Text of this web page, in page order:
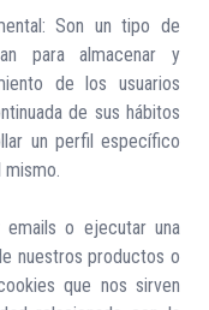
Son un tipo de
para almacenar y
de los usuarios
de sus hábitos
un perfil específico
emails o ejecutar una
nuestros productos o
que nos sirven